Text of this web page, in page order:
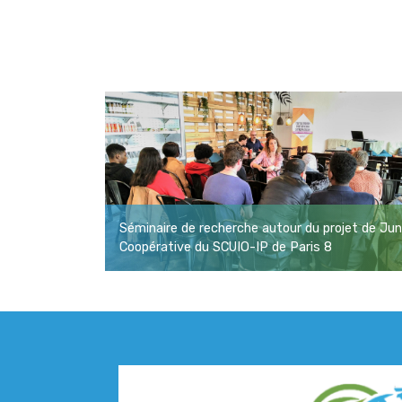
Séminaire de recherche autour du projet de
Coopérative du SCUIO-IP de Paris 8